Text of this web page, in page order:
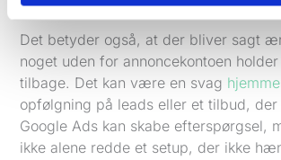
Det betyder også, at der bliver sagt
noget uden for annoncekontoen
tilbage. Det kan være en svag
opfølgning på leads eller et tilbud,
Google Ads kan skabe efterspørgsel,
ikke alene redde et setup, der ikke